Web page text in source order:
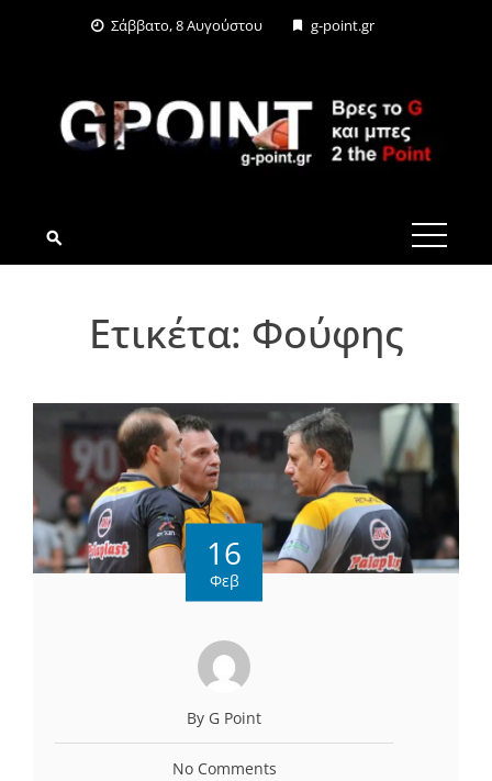
Σάββατο, 8 Αυγούστου g-point.gr
G-POINT.GR
Ετικέτα: Φούφης
16
Φεβ
By G Point
No Comments